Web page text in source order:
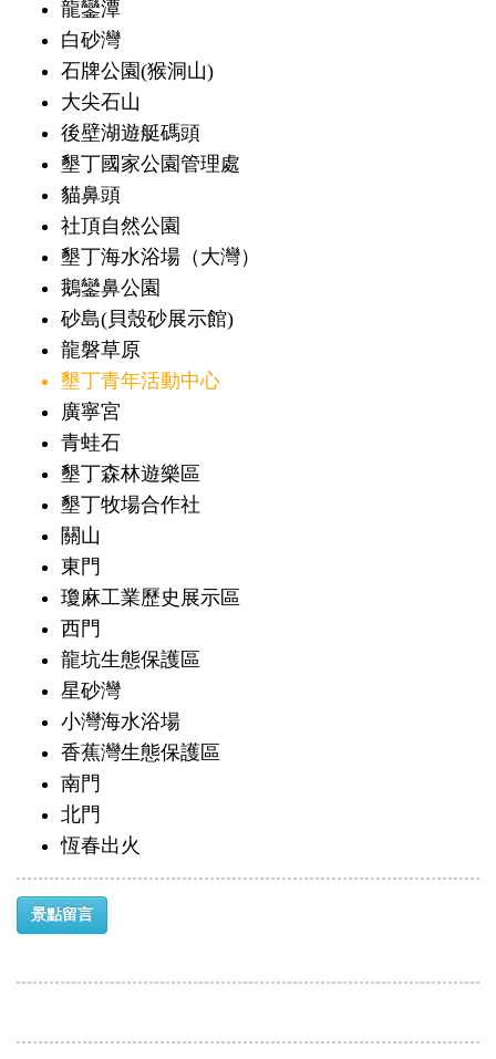
龍鑾潭
白砂灣
石牌公園(猴洞山)
大尖石山
後壁湖遊艇碼頭
墾丁國家公園管理處
貓鼻頭
社頂自然公園
墾丁海水浴場（大灣）
鵝鑾鼻公園
砂島(貝殼砂展示館)
龍磐草原
墾丁青年活動中心
廣寧宮
青蛙石
墾丁森林遊樂區
墾丁牧場合作社
關山
東門
瓊麻工業歷史展示區
西門
龍坑生態保護區
星砂灣
小灣海水浴場
香蕉灣生態保護區
南門
北門
恆春出火
景點留言